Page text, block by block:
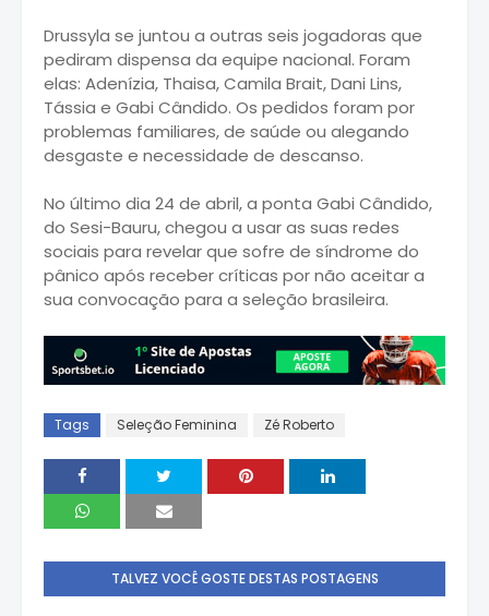
Drussyla se juntou a outras seis jogadoras que
pediram dispensa da equipe nacional. Foram
elas: Adenízia, Thaisa, Camila Brait, Dani Lins,
Tássia e Gabi Cândido. Os pedidos foram por
problemas familiares, de saúde ou alegando
desgaste e necessidade de descanso.
No último dia 24 de abril, a ponta Gabi Cândido,
do Sesi-Bauru, chegou a usar as suas redes
sociais para revelar que sofre de síndrome do
pânico após receber críticas por não aceitar a
sua convocação para a seleção brasileira.
Tags Seleção Feminina Zé Roberto
TALVEZ VOCÊ GOSTE DESTAS POSTAGENS